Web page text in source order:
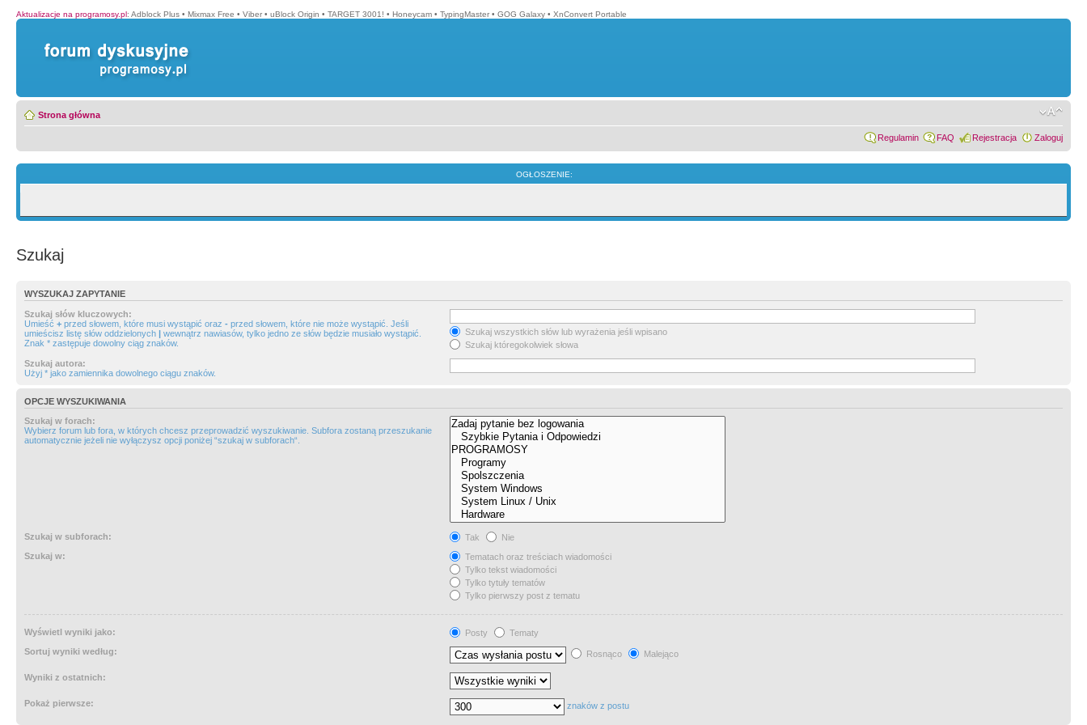
Aktualizacje na programosy.pl: Adblock Plus • Mixmax Free • Viber • uBlock Origin • TARGET 3001! • Honeycam • TypingMaster • GOG Galaxy • XnConvert Portable
Strona główna
Regulamin FAQ Rejestracja Zaloguj
OGŁOSZENIE:
Szukaj
WYSZUKAJ ZAPYTANIE
Szukaj słów kluczowych:
Umieść + przed słowem, które musi wystąpić oraz - przed słowem, które nie może wystąpić. Jeśli
umieścisz listę słów oddzielonych | wewnątrz nawiasów, tylko jedno ze słów będzie musiało wystąpić.
Znak * zastępuje dowolny ciąg znaków.
Szukaj wszystkich słów lub wyrażenia jeśli wpisano
Szukaj któregokolwiek słowa
Szukaj autora:
Użyj * jako zamiennika dowolnego ciągu znaków.
OPCJE WYSZUKIWANIA
Szukaj w forach:
Wybierz forum lub fora, w których chcesz przeprowadzić wyszukiwanie. Subfora zostaną przeszukanie
automatycznie jeżeli nie wyłączysz opcji poniżej “szukaj w subforach“.
Szukaj w subforach: Tak
Nie
Szukaj w:
Tematach oraz treściach wiadomości
Tylko tekst wiadomości
Tylko tytuły tematów
Tylko pierwszy post z tematu
Wyświetl wyniki jako: Posty
Tematy
Sortuj wyniki według:
Rosnąco Malejąco
Wyniki z ostatnich:
Pokaż pierwsze: znaków z postu